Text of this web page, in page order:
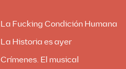
La Fucking Condición Humana
La Historia es ayer
Crímenes. El musical